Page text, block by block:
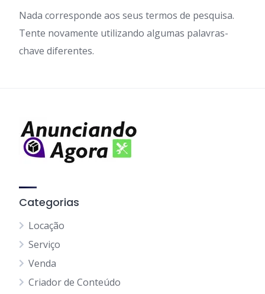
Nada corresponde aos seus termos de pesquisa.
Tente novamente utilizando algumas palavras-
chave diferentes.
Categorias
Locação
Serviço
Venda
Criador de Conteúdo